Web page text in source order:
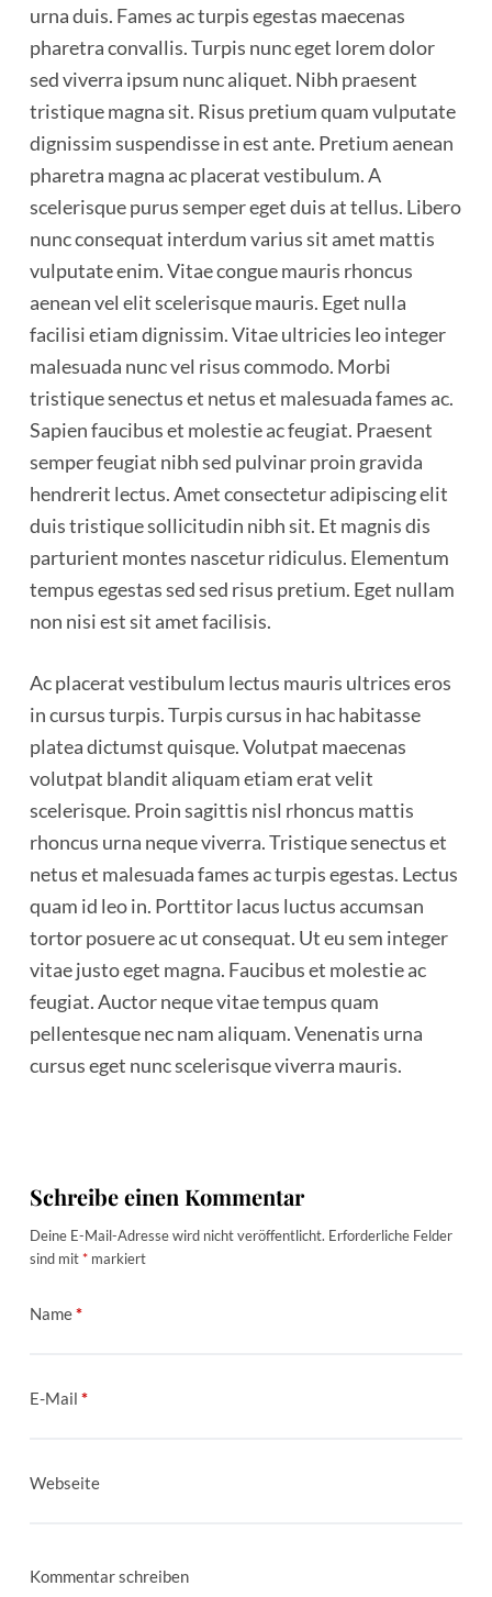
urna duis. Fames ac turpis egestas maecenas
pharetra convallis. Turpis nunc eget lorem dolor
sed viverra ipsum nunc aliquet. Nibh praesent
tristique magna sit. Risus pretium quam vulputate
dignissim suspendisse in est ante. Pretium aenean
pharetra magna ac placerat vestibulum. A
scelerisque purus semper eget duis at tellus. Libero
nunc consequat interdum varius sit amet mattis
vulputate enim. Vitae congue mauris rhoncus
aenean vel elit scelerisque mauris. Eget nulla
facilisi etiam dignissim. Vitae ultricies leo integer
malesuada nunc vel risus commodo. Morbi
tristique senectus et netus et malesuada fames ac.
Sapien faucibus et molestie ac feugiat. Praesent
semper feugiat nibh sed pulvinar proin gravida
hendrerit lectus. Amet consectetur adipiscing elit
duis tristique sollicitudin nibh sit. Et magnis dis
parturient montes nascetur ridiculus. Elementum
tempus egestas sed sed risus pretium. Eget nullam
non nisi est sit amet facilisis.
Ac placerat vestibulum lectus mauris ultrices eros
in cursus turpis. Turpis cursus in hac habitasse
platea dictumst quisque. Volutpat maecenas
volutpat blandit aliquam etiam erat velit
scelerisque. Proin sagittis nisl rhoncus mattis
rhoncus urna neque viverra. Tristique senectus et
netus et malesuada fames ac turpis egestas. Lectus
quam id leo in. Porttitor lacus luctus accumsan
tortor posuere ac ut consequat. Ut eu sem integer
vitae justo eget magna. Faucibus et molestie ac
feugiat. Auctor neque vitae tempus quam
pellentesque nec nam aliquam. Venenatis urna
cursus eget nunc scelerisque viverra mauris.
Schreibe einen Kommentar
Deine E-Mail-Adresse wird nicht veröffentlicht. Erforderliche Felder
sind mit*markiert
Name*
E-Mail *
Webseite
Kommentar schreiben